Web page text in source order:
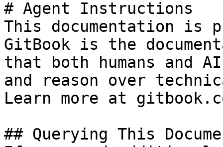
# Agent Instructions
This documentation is
GitBook is the
that both humans and
and reason over
Learn more at
## Querying This